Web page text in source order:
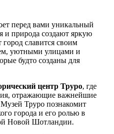
перед вами уникальный
и природа создают яркую
славится своим
уютными улицами и
будто созданы для
центр Труро, где
отражающие важнейшие
Труро познакомит
города и его ролью в
Новой Шотландии.